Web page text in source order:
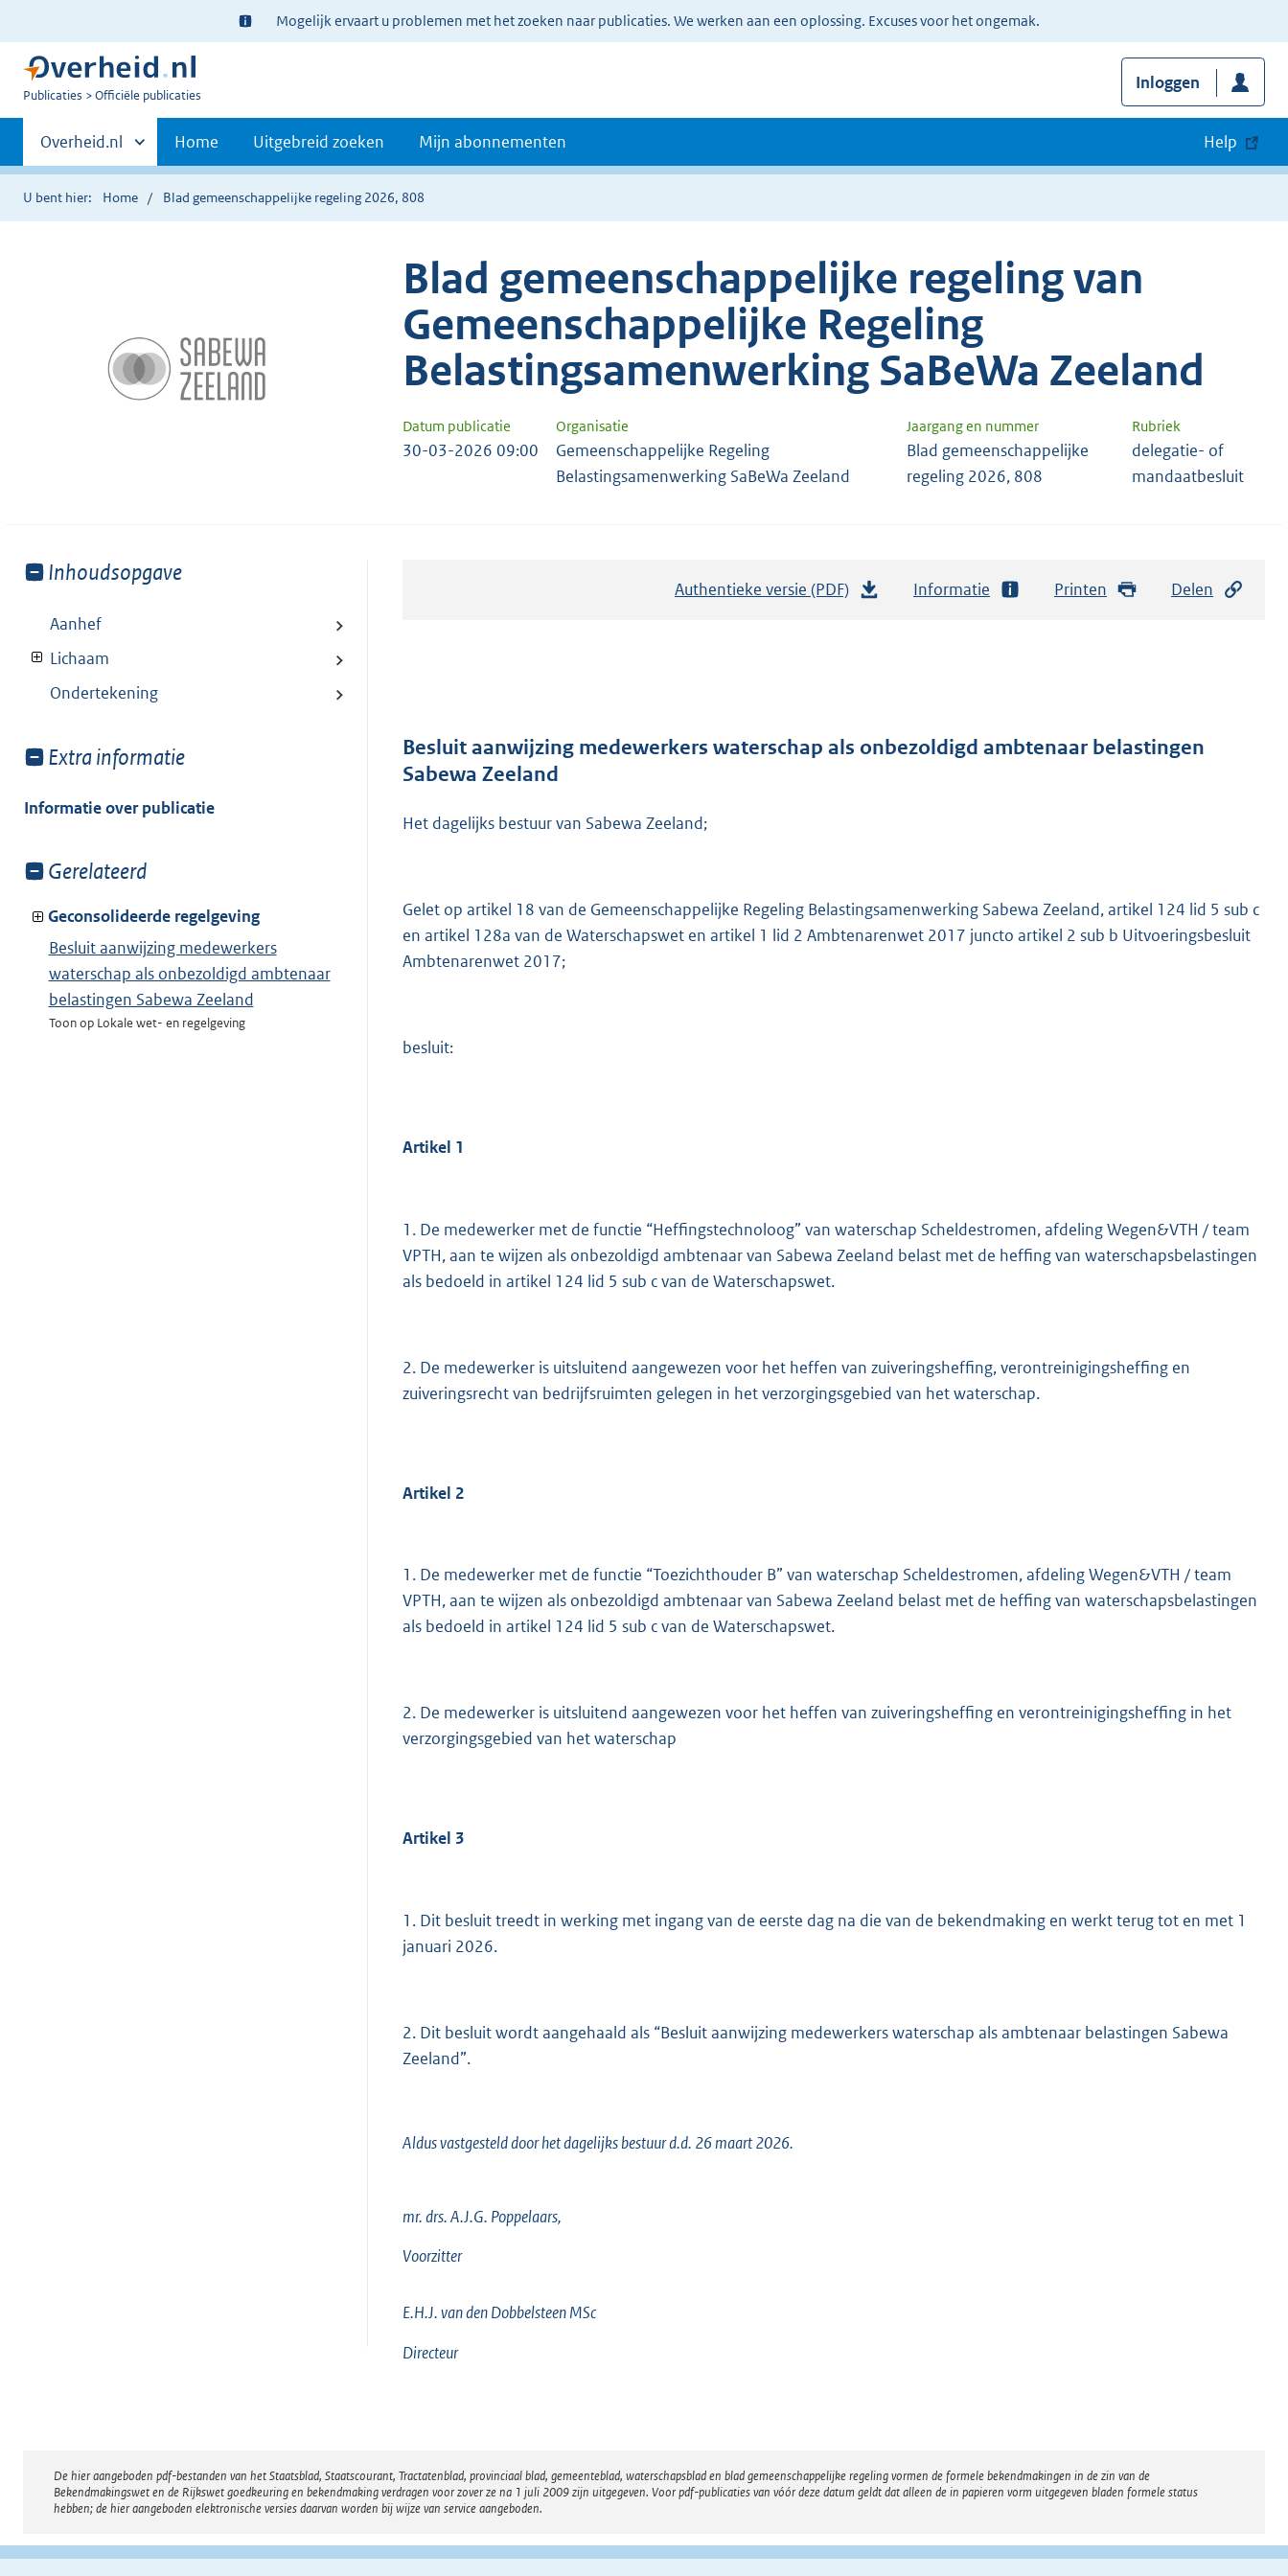
Ter
informatie:
Mogelijk ervaart u problemen met het zoeken naar publicaties. We werken aan een oplossing. Excuses voor het ongemak.
U
Publicaties Officiële publicaties
Inloggen
Primaire
navigatie
Andere
sites
binnen
Overheid.nl Home Uitgebreid zoeken Mijn abonnementen Help
U bent hier: Home Blad gemeenschappelijke regeling 2026, 808
Blad gemeenschappelijke regeling van
Gemeenschappelijke Regeling
Belastingsamenwerking SaBeWa Zeeland
Datum publicatie Organisatie Jaargang en nummer Rubriek
30-03-2026 09:00
Gemeenschappelijke Regeling
Belastingsamenwerking SaBeWa Zeeland
Blad gemeenschappelijke
regeling 2026, 808
delegatie- of
mandaatbesluit
Toon
van:
Inhoudsopgave
Aanhef
Lichaam
Ondertekening
Toon
van:
Extra informatie
Informatie over publicatie
Toon
van:
Gerelateerd
Geconsolideerde regelgeving
Besluit aanwijzing medewerkers
waterschap als onbezoldigd ambtenaar
belastingen Sabewa Zeeland
Toon op Lokale wet- en regelgeving
Authentieke versie (PDF)
d
t
Informatie Printen Delen
Besluit aanwijzing medewerkers waterschap als onbezoldigd ambtenaar belastingen
Sabewa Zeeland
Het dagelijks bestuur van Sabewa Zeeland;
Gelet op artikel 18 van de Gemeenschappelijke Regeling Belastingsamenwerking Sabewa Zeeland, artikel 124 lid 5 sub c
en artikel 128a van de Waterschapswet en artikel 1 lid 2 Ambtenarenwet 2017 juncto artikel 2 sub b Uitvoeringsbesluit
Ambtenarenwet 2017;
besluit:
Artikel 1
1. De medewerker met de functie “Heffingstechnoloog” van waterschap Scheldestromen, afdeling Wegen&VTH / team
VPTH, aan te wijzen als onbezoldigd ambtenaar van Sabewa Zeeland belast met de heffing van waterschapsbelastingen
als bedoeld in artikel 124 lid 5 sub c van de Waterschapswet.
2. De medewerker is uitsluitend aangewezen voor het heffen van zuiveringsheffing, verontreinigingsheffing en
zuiveringsrecht van bedrijfsruimten gelegen in het verzorgingsgebied van het waterschap.
Artikel 2
1. De medewerker met de functie “Toezichthouder B” van waterschap Scheldestromen, afdeling Wegen&VTH / team
VPTH, aan te wijzen als onbezoldigd ambtenaar van Sabewa Zeeland belast met de heffing van waterschapsbelastingen
als bedoeld in artikel 124 lid 5 sub c van de Waterschapswet.
2. De medewerker is uitsluitend aangewezen voor het heffen van zuiveringsheffing en verontreinigingsheffing in het
verzorgingsgebied van het waterschap
Artikel 3
1. Dit besluit treedt in werking met ingang van de eerste dag na die van de bekendmaking en werkt terug tot en met 1
januari 2026.
2. Dit besluit wordt aangehaald als “Besluit aanwijzing medewerkers waterschap als ambtenaar belastingen Sabewa
Zeeland”.
Aldus vastgesteld door het dagelijks bestuur d.d. 26 maart 2026.
mr. drs. A.J.G. Poppelaars,
Voorzitter
E.H.J. van den Dobbelsteen MSc
Directeur
Disclaimer
De hier aangeboden pdf-bestanden van het Staatsblad, Staatscourant, Tractatenblad, provinciaal blad, gemeenteblad, waterschapsblad en blad gemeenschappelijke regeling vormen de formele bekendmakingen in de zin van de
Bekendmakingswet en de Rijkswet goedkeuring en bekendmaking verdragen voor zover ze na 1 juli 2009 zijn uitgegeven. Voor pdf-publicaties van vóór deze datum geldt dat alleen de in papieren vorm uitgegeven bladen formele status
hebben; de hier aangeboden elektronische versies daarvan worden bij wijze van service aangeboden.